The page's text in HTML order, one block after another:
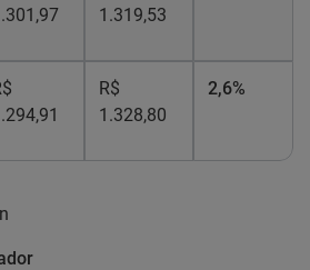
1.319,53
R$
1.328,80
2,6%